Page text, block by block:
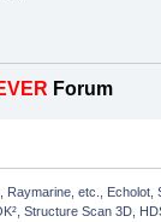
Forum
etc.,
Structure Scan 3D,